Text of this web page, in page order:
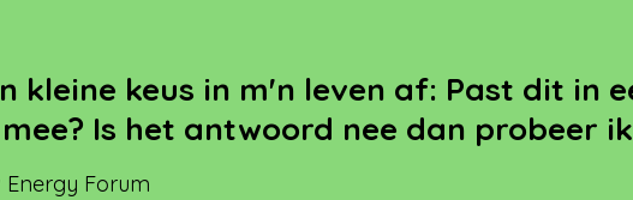
kleine keus in m'n leven af: Past dit in
Is het antwoord nee dan probeer
Forum